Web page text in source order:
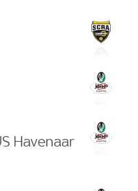
Havenaar